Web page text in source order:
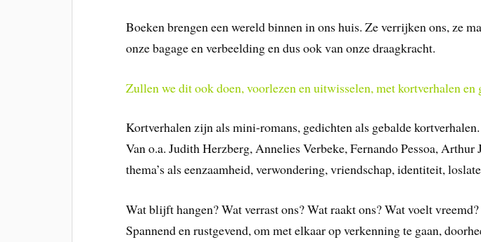
Boeken brengen een wereld binnen in ons huis. Ze verrijken ons, ze
onze bagage en verbeelding en dus ook van onze draagkracht.
Zullen we dit ook doen, voorlezen en uitwisselen, met kortverhalen en
Kortverhalen zijn als mini-romans, gedichten als gebalde kortverhalen.
Van o.a. Judith Herzberg, Annelies Verbeke, Fernando Pessoa,
thema’s als eenzaamheid, verwondering, vriendschap, identiteit,
Wat blijft hangen? Wat verrast ons? Wat raakt ons? Wat voelt vreemd?
Spannend en rustgevend, om met elkaar op verkenning te gaan,